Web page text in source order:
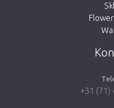
Take me
+31 (71)